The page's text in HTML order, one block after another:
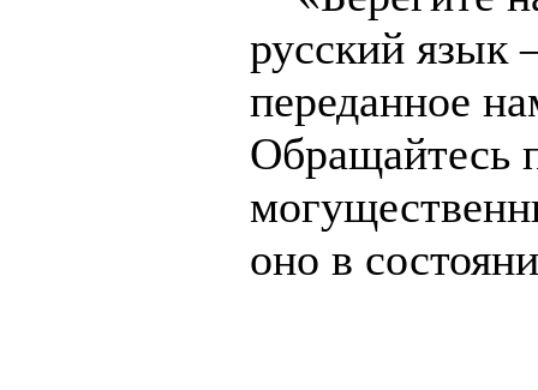
русский язык
переданное
Обращайтесь
оно в